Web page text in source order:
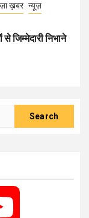
ख़बर न्यूज़
जिम्मेदारी निभाने